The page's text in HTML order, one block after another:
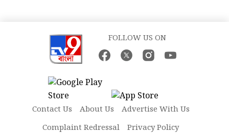
FOLLOW US ON
Contact Us About Us
Advertise With Us
Complaint Redressal
Privacy Policy